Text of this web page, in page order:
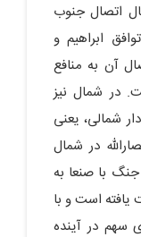
اتصال جنوب
ابراهیم و
آن به منافع
در شمال نیز
شمالی، یعنی
در شمال
جنگ با صنعا به
است و با
سهم در آینده